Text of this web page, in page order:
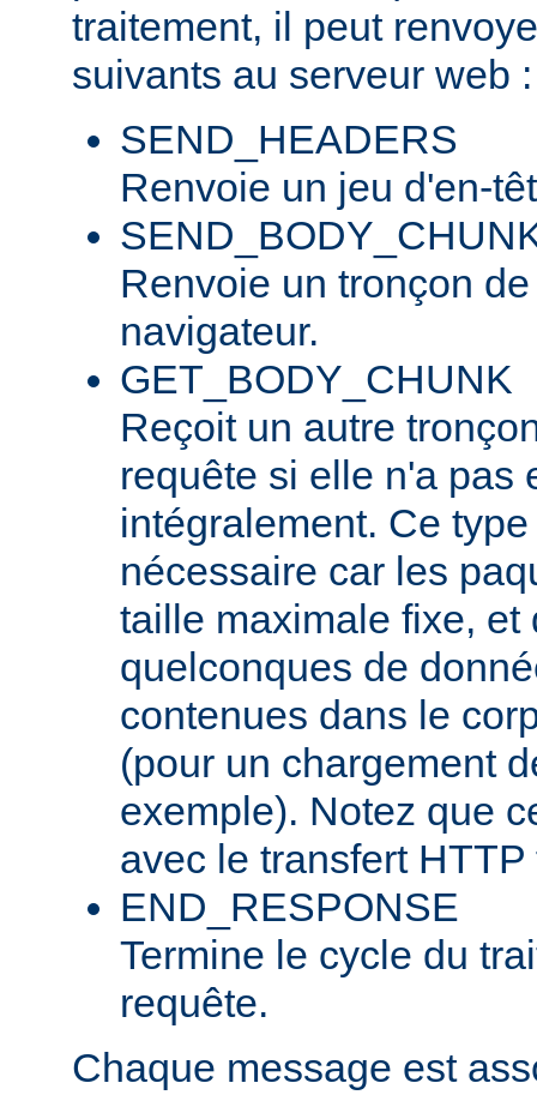
traitement, il peut
suivants au serveur web :
SEND_HEADERS
Renvoie un jeu d'en-
Renvoie un tronçon
navigateur.
GET_BODY_CHUNK
Reçoit un autre
requête si elle n'a pas
intégralement. Ce
nécessaire car les
taille maximale fixe, et
quelconques de
contenues dans le
(pour un chargement
exemple). Notez que
avec le transfert
END_RESPONSE
Termine le cycle du
requête.
Chaque message est